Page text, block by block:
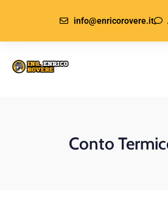
info@enricorovere.it
Conto